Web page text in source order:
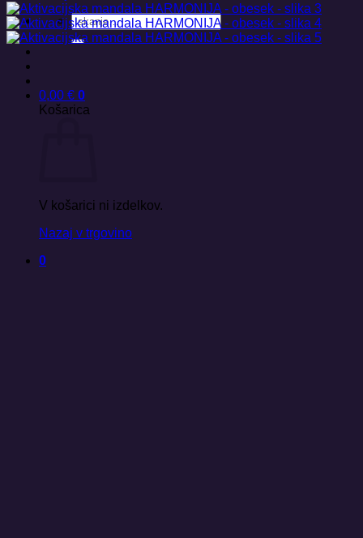
Išči:
0,00 € 0
Košarica
V košarici ni izdelkov.
Nazaj v trgovino
0